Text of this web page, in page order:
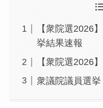
【衆院選2026
挙結果速報
【衆院選2026
衆議院議員選